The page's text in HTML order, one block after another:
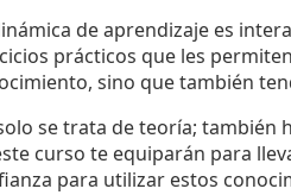
de aprendizaje es
prácticos que les
sino que también
se trata de teoría; también
curso te equiparán para
para utilizar estos